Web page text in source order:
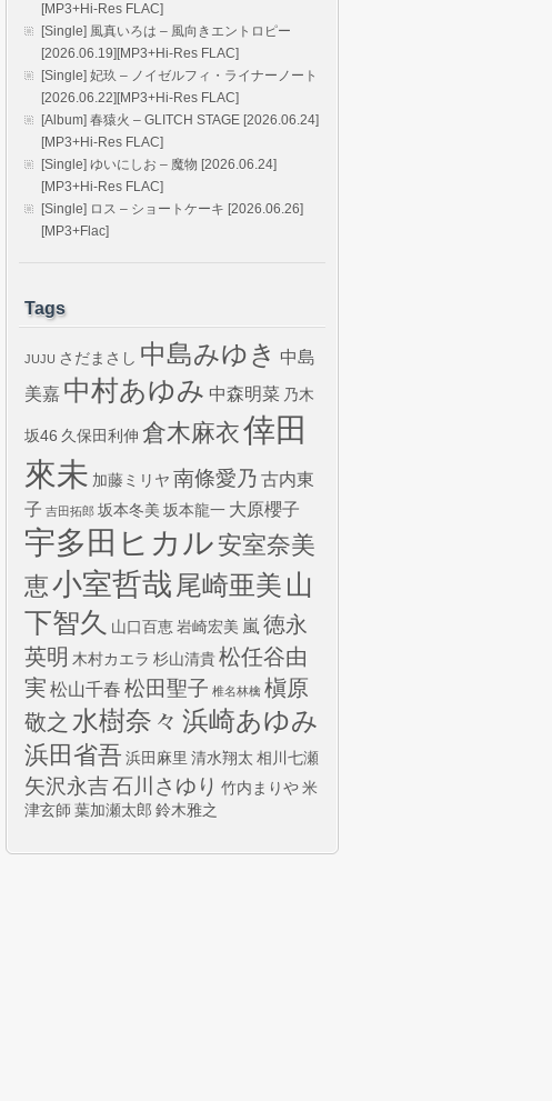
[MP3+Hi-Res FLAC]
[Single] 風真いろは – 風向きエントロピー
[2026.06.19][MP3+Hi-Res FLAC]
[Single] 妃玖 – ノイゼルフィ・ライナーノート
[2026.06.22][MP3+Hi-Res FLAC]
[Album] 春猿火 – GLITCH STAGE [2026.06.24]
[MP3+Hi-Res FLAC]
[Single] ゆいにしお – 魔物 [2026.06.24]
[MP3+Hi-Res FLAC]
[Single] ロス – ショートケーキ [2026.06.26]
[MP3+Flac]
Tags
JUJU さだまさし 中島みゆき 中島
美嘉 中村あゆみ 中森明菜 乃木
坂46 久保田利伸 倉木麻衣倖田
來未 加藤ミリヤ 南條愛乃 古内東
子 吉田拓郎 坂本冬美 坂本龍一 大原櫻子
宇多田ヒカル安室奈美
恵小室哲哉 尾崎亜美 山
下智久 山口百恵岩崎宏美 嵐 徳永
英明 木村カエラ 杉山清貴松任谷由
実 松山千春 松田聖子 椎名林檎 槇原
敬之 水樹奈々 浜崎あゆみ
浜田省吾 浜田麻里 清水翔太 相川七瀬
矢沢永吉石川さゆり 竹内まりや米
津玄師 葉加瀬太郎 鈴木雅之